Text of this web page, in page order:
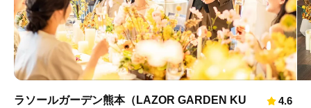
ラソールガーデン熊本（LAZOR GARDEN KU
4.6